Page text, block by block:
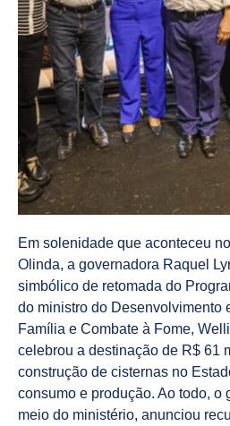
Em solenidade que aconteceu
Olinda, a governadora Raquel
simbólico de retomada do
do ministro do Desenvolvimento
Família e Combate à Fome,
celebrou a destinação de R$ 61
construção de cisternas no
consumo e produção. Ao todo, o
meio do ministério, anunciou